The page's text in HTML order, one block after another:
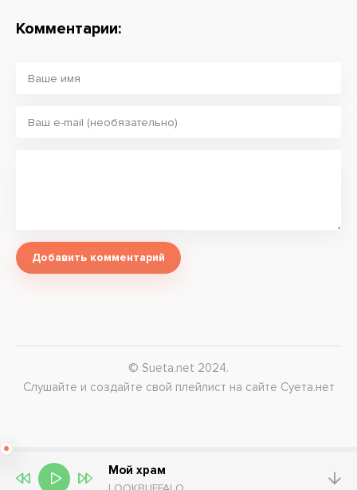
Комментарии:
Добавить комментарий
© Sueta.net 2024.
Слушайте и создайте свой плейлист на сайте Суета.нет
Мой храм